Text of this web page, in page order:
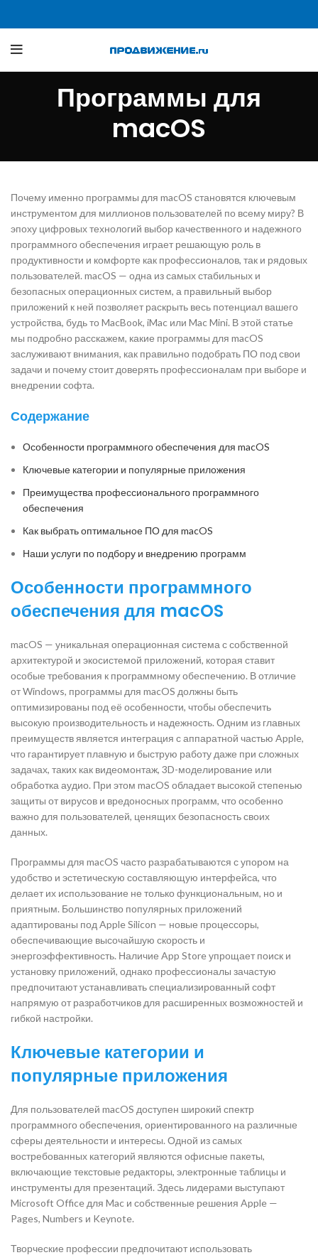
Программы для
macOS
Почему именно программы для macOS становятся ключевым
инструментом для миллионов пользователей по всему миру? В
эпоху цифровых технологий выбор качественного и надежного
программного обеспечения играет решающую роль в
продуктивности и комфорте как профессионалов, так и рядовых
пользователей. macOS — одна из самых стабильных и
безопасных операционных систем, а правильный выбор
приложений к ней позволяет раскрыть весь потенциал вашего
устройства, будь то MacBook, iMac или Mac Mini. В этой статье
мы подробно расскажем, какие программы для macOS
заслуживают внимания, как правильно подобрать ПО под свои
задачи и почему стоит доверять профессионалам при выборе и
внедрении софта.
Содержание
Особенности программного обеспечения для macOS
Ключевые категории и популярные приложения
Преимущества профессионального программного
обеспечения
Как выбрать оптимальное ПО для macOS
Наши услуги по подбору и внедрению программ
Особенности программного
обеспечения для macOS
macOS — уникальная операционная система с собственной
архитектурой и экосистемой приложений, которая ставит
особые требования к программному обеспечению. В отличие
от Windows, программы для macOS должны быть
оптимизированы под её особенности, чтобы обеспечить
высокую производительность и надежность. Одним из главных
преимуществ является интеграция с аппаратной частью Apple,
что гарантирует плавную и быструю работу даже при сложных
задачах, таких как видеомонтаж, 3D-моделирование или
обработка аудио. При этом macOS обладает высокой степенью
защиты от вирусов и вредоносных программ, что особенно
важно для пользователей, ценящих безопасность своих
данных.
Программы для macOS часто разрабатываются с упором на
удобство и эстетическую составляющую интерфейса, что
делает их использование не только функциональным, но и
приятным. Большинство популярных приложений
адаптированы под Apple Silicon — новые процессоры,
обеспечивающие высочайшую скорость и
энергоэффективность. Наличие App Store упрощает поиск и
установку приложений, однако профессионалы зачастую
предпочитают устанавливать специализированный софт
напрямую от разработчиков для расширенных возможностей и
гибкой настройки.
Ключевые категории и
популярные приложения
Для пользователей macOS доступен широкий спектр
программного обеспечения, ориентированного на различные
сферы деятельности и интересы. Одной из самых
востребованных категорий являются офисные пакеты,
включающие текстовые редакторы, электронные таблицы и
инструменты для презентаций. Здесь лидерами выступают
Microsoft Office для Mac и собственные решения Apple —
Pages, Numbers и Keynote.
Творческие профессии предпочитают использовать